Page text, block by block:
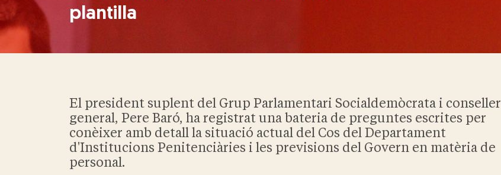
plantilla
El president suplent del Grup Parlamentari Socialdemòcrata i conseller
general, Pere Baró, ha registrat una bateria de preguntes escrites per
conèixer amb detall la situació actual del Cos del Departament
d'Institucions Penitenciàries i les previsions del Govern en matèria de
personal.